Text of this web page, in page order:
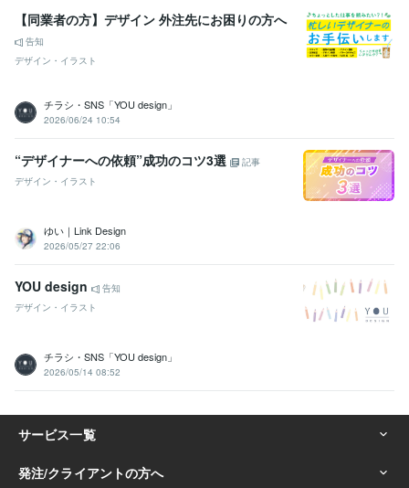
【同業者の方】デザイン 外注先にお困りの方へ
告知
デザイン・イラスト
チラシ・SNS「YOU design」
2026/06/24 10:54
“デザイナーへの依頼”成功のコツ3選
記事
デザイン・イラスト
ゆい｜Link Design
2026/05/27 22:06
YOU design
告知
デザイン・イラスト
チラシ・SNS「YOU design」
2026/05/14 08:52